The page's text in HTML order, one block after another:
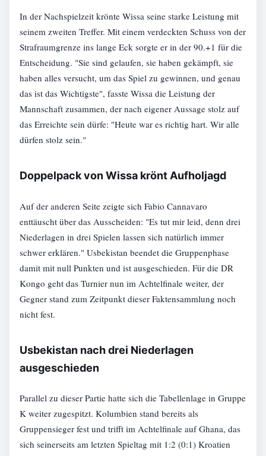
In der Nachspielzeit krönte Wissa seine starke Leistung mit
seinem zweiten Treffer. Mit einem verdeckten Schuss von der
Strafraumgrenze ins lange Eck sorgte er in der 90.+1 für die
Entscheidung. "Sie sind gelaufen, sie haben gekämpft, sie
haben alles versucht, um das Spiel zu gewinnen, und genau
das ist das Wichtigste", fasste Wissa die Leistung der
Mannschaft zusammen, der nach eigener Aussage stolz auf
das Erreichte sein dürfe: "Heute war es richtig hart. Wir alle
dürfen stolz sein."
Doppelpack von Wissa krönt Aufholjagd
Auf der anderen Seite zeigte sich Fabio Cannavaro
enttäuscht über das Ausscheiden: "Es tut mir leid, denn drei
Niederlagen in drei Spielen lassen sich natürlich immer
schwer erklären." Usbekistan beendet die Gruppenphase
damit mit null Punkten und ist ausgeschieden. Für die DR
Kongo geht das Turnier nun im Achtelfinale weiter, der
Gegner stand zum Zeitpunkt dieser Faktensammlung noch
nicht fest.
Usbekistan nach drei Niederlagen
ausgeschieden
Parallel zu dieser Partie hatte sich die Tabellenlage in Gruppe
K weiter zugespitzt. Kolumbien stand bereits als
Gruppensieger fest und trifft im Achtelfinale auf Ghana, das
sich seinerseits am letzten Spieltag mit 1:2 (0:1) Kroatien